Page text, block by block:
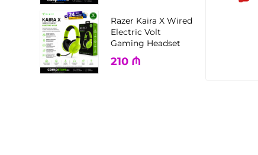
Razer Kaira X Wired
Electric Volt
Gaming Headset
210 ₼